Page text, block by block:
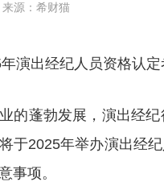
来源：希财猫
演出经纪人员资格认
的蓬勃发展，演出经
于2025年举办演出经
事项。